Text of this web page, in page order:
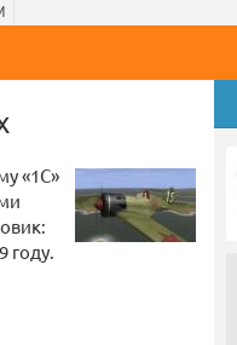
«1С»
году.